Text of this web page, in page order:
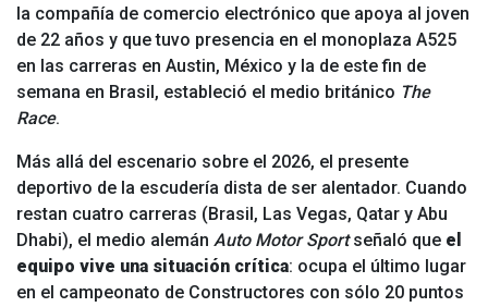
la compañía de comercio electrónico que apoya al joven
de 22 años y que tuvo presencia en el monoplaza A525
en las carreras en Austin, México y la de este fin de
semana en Brasil, estableció el medio británico The
Race.
Más allá del escenario sobre el 2026, el presente
deportivo de la escudería dista de ser alentador. Cuando
restan cuatro carreras (Brasil, Las Vegas, Qatar y Abu
Dhabi), el medio alemán Auto Motor Sportseñaló que el
equipo vive una situación crítica: ocupa el último lugar
en el campeonato de Constructores con sólo 20 puntos